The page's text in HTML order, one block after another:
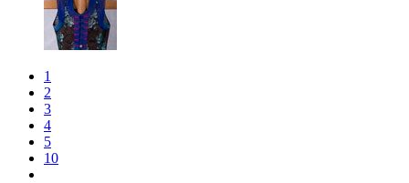
1
2
3
4
5
10